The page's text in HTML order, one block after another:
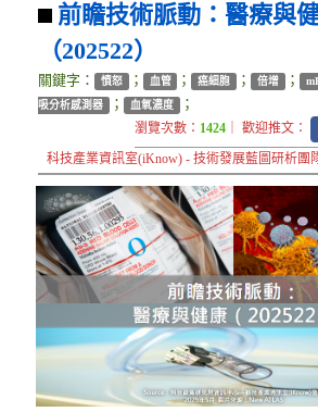
前瞻技術脈動：醫療與
（202522）
關鍵字： 憤怒 ； 血管 ； 癌細胞 ； 倍增 ；
吸分析感測器 ； 血氧濃度 ；
瀏覽次數： 1424 ｜ 歡迎推文：
科技產業資訊室(iKnow) - 技術發展藍圖研析團